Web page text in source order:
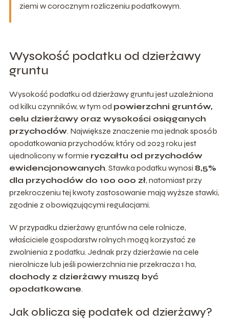
ziemi w corocznym rozliczeniu podatkowym.
Wysokość podatku od dzierżawy
gruntu
Wysokość podatku od dzierżawy gruntu jest uzależniona
od kilku czynników, w tym od powierzchni gruntów,
celu dzierżawy oraz wysokości osiąganych
przychodów. Największe znaczenie ma jednak sposób
opodatkowania przychodów, który od 2023 roku jest
ujednolicony w formie ryczałtu od przychodów
ewidencjonowanych. Stawka podatku wynosi 8,5%
dla przychodów do 100 000 zł, natomiast przy
przekroczeniu tej kwoty zastosowanie mają wyższe stawki,
zgodnie z obowiązującymi regulacjami.
W przypadku dzierżawy gruntów na cele rolnicze,
właściciele gospodarstw rolnych mogą korzystać ze
zwolnienia z podatku. Jednak przy dzierżawie na cele
nierolnicze lub jeśli powierzchnia nie przekracza 1 ha,
dochody z dzierżawy muszą być
opodatkowane.
Jak oblicza się podatek od dzierżawy?